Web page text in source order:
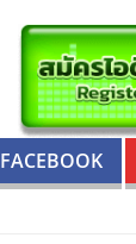
FACEBOOK